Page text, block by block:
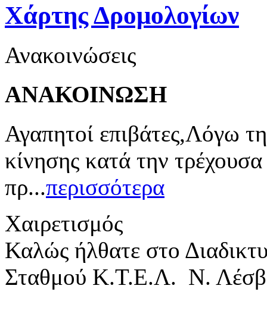
Χάρτης Δρομολογίων
Ανακοινώσεις
ΑΝΑΚΟΙΝΩΣΗ
Αγαπητοί επιβάτες,Λόγω
κίνησης κατά την
πρ...περισσότερα
Χαιρετισμός
Καλώς ήλθατε στο
Σταθμού Κ.Τ.Ε.Λ. Ν.